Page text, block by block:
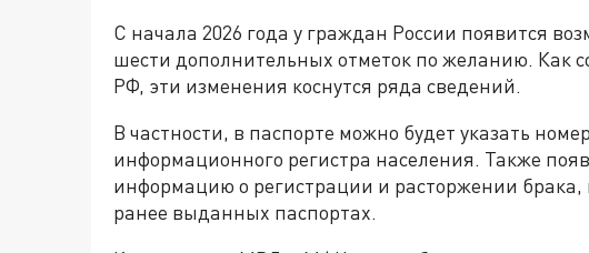
С начала 2026 года у граждан России появится
шести дополнительных отметок по желанию. Как
РФ, эти изменения коснутся ряда сведений.
В частности, в паспорте можно будет указать
информационного регистра населения. Также
информацию о регистрации и расторжении брака,
ранее выданных паспортах.